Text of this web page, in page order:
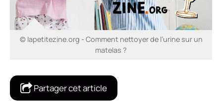
© lapetitezine.org - Comment nettoyer de l’urine sur un
matelas ?
Partager cet article